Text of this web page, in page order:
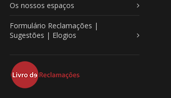
Os nossos espaços
Formulário Reclamações |
Sugestões | Elogios